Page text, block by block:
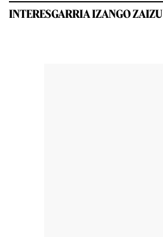
INTERESGARRIA IZANGO ZAIZU